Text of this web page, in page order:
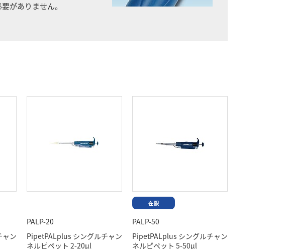
がありません。
ン
PALP-20
PipetPALplus シングルチャン
ネルピペット 2-20μl
PALP-50
PipetPALplus シングルチャン
ネルピペット 5-50μl